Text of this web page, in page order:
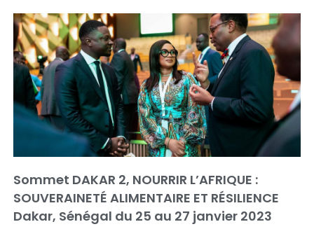
Sommet DAKAR 2, NOURRIR L’AFRIQUE :
SOUVERAINETÉ ALIMENTAIRE ET RÉSILIENCE
Dakar, Sénégal du 25 au 27 janvier 2023